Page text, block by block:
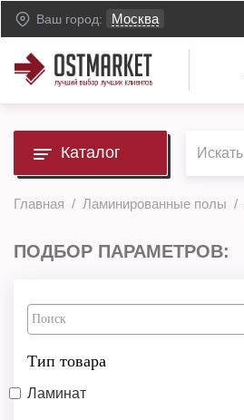
Ваш город: Москва
Каталог
Главная Ламинированные полы
ПОДБОР ПАРАМЕТРОВ:
Тип товара
Ламинат